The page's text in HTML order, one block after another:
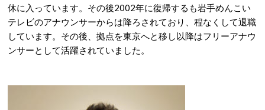
休に入っています。その後2002年に復帰するも岩手めんこい
テレビのアナウンサーからは降ろされており、程なくして退職
しています。その後、拠点を東京へと移し以降はフリーアナウ
ンサーとして活躍されていました。